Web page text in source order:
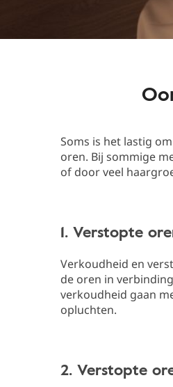
Soms is het lastig
oren. Bij sommige
of door veel
1. Verstopte
Verkoudheid en
de oren in
verkoudheid gaan
opluchten.
2. Verstopte